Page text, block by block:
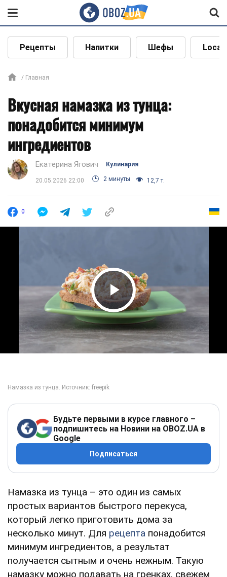
Рецепты Напитки Шефы Local
Главная
Вкусная намазка из тунца:
понадобится минимум
ингредиентов
Екатерина Ягович Кулинария
20.05.2026 22:00 2 минуты 12,7 т.
0
Play Video
Будьте первыми в курсе главного –
подпишитесь на Новини на OBOZ.UA в
Google
Подписаться
Намазка из тунца – это один из самых
простых вариантов быстрого перекуса,
который легко приготовить дома за
несколько минут. Для рецепта понадобится
минимум ингредиентов, а результат
получается сытным и очень нежным. Такую
намазку можно подавать на гренках, свежем